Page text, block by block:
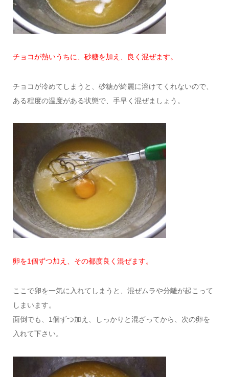
チョコが熱いうちに、砂糖を加え、良く混ぜます。
チョコが冷めてしまうと、砂糖が綺麗に溶けてくれないので、
ある程度の温度がある状態で、手早く混ぜましょう。
卵を1個ずつ加え、その都度良く混ぜます。
ここで卵を一気に入れてしまうと、混ぜムラや分離が起こって
しまいます。
面倒でも、1個ずつ加え、しっかりと混ざってから、次の卵を
入れて下さい。